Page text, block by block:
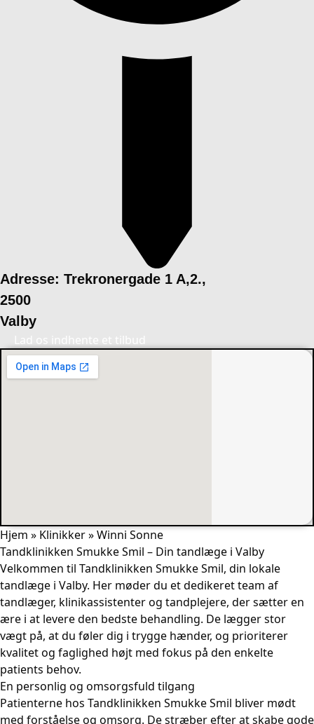
Adresse: Trekronergade 1 A,2.,
2500
Valby
Lad os indhente et tilbud
Hjem » Klinikker»Winni Sonne
Tandklinikken Smukke Smil – Din tandlæge i Valby
Velkommen til Tandklinikken Smukke Smil, din lokale
tandlæge i Valby. Her møder du et dedikeret team af
tandlæger, klinikassistenter og tandplejere, der sætter en
ære i at levere den bedste behandling. De lægger stor
vægt på, at du føler dig i trygge hænder, og prioriterer
kvalitet og faglighed højt med fokus på den enkelte
patients behov.
En personlig og omsorgsfuld tilgang
Patienterne hos Tandklinikken Smukke Smil bliver mødt
med forståelse og omsorg. De stræber efter at skabe gode